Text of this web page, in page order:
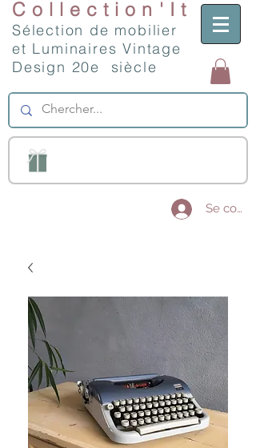
Collection'It
Sélection de mobilier
et Luminaires Vintage
Design 20e siècle
Se